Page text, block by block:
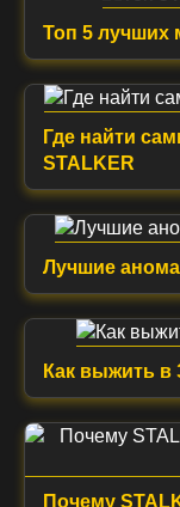
Топ 5 лучших
Где найти
STALKER
Лучшие
Как выжить в
Почему